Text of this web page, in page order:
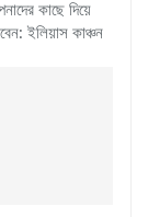
কাছে দিয়ে
ইলিয়াস কাঞ্চন